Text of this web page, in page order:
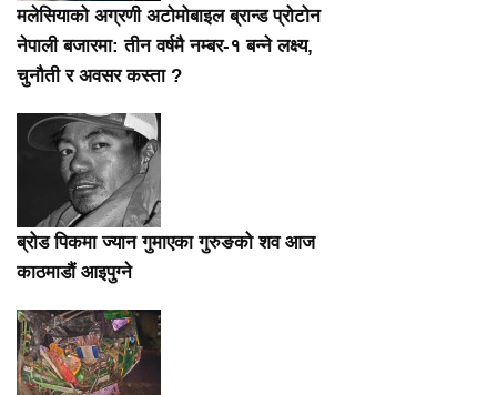
मलेसियाको अग्रणी अटोमोबाइल ब्रान्ड प्रोटोन
नेपाली बजारमा: तीन वर्षमै नम्बर-१ बन्ने लक्ष्य,
चुनौती र अवसर कस्ता ?
ब्रोड पिकमा ज्यान गुमाएका गुरुङको शव आज
काठमाडौं आइपुग्ने